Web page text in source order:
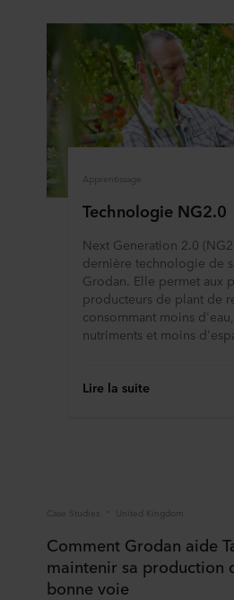
Apprentissage
Technologie NG2.0
Next Generation 2.0
dernière technologie de
Grodan. Elle permet aux
producteurs de plant de
consommant moins
nutriments et moins
Lire la suite
Case Studies United Kingdom
Comment Grodan aide
maintenir sa production
bonne voie